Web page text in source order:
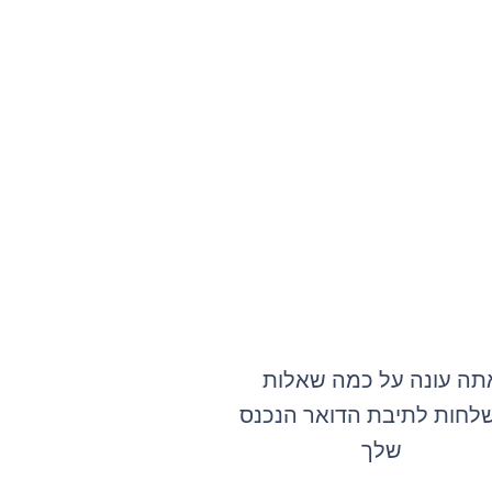
עונה על כמה שאלות
לתיבת הדואר הנכנס
שלך